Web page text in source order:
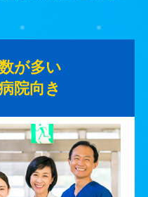
が多い
院向き